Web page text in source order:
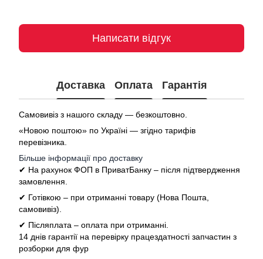
Написати відгук
Доставка Оплата Гарантія
Самовивіз з нашого складу — безкоштовно.
«Новою поштою» по Україні — згідно тарифів
перевізника.
Більше інформації про доставку
✔ На рахунок ФОП в ПриватБанку – після підтвердження
замовлення.
✔ Готівкою – при отриманні товару (Нова Пошта,
самовивіз).
✔ Післяплата – оплата при отриманні.
14 днів гарантії на перевірку працездатності запчастин з
розборки для фур